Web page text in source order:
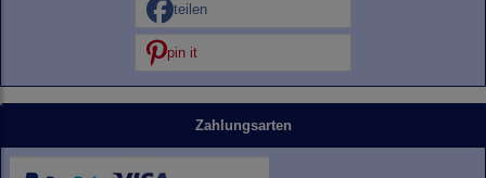
teilen
pin it
Zahlungsarten